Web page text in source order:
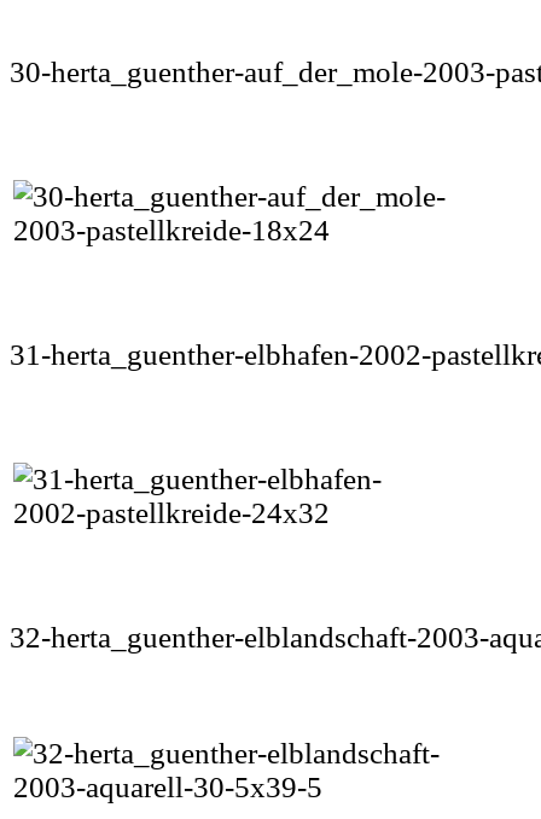
30-herta_guenther-auf_der_mole-2003-
31-herta_guenther-elbhafen-2002-
32-herta_guenther-elblandschaft-2003-